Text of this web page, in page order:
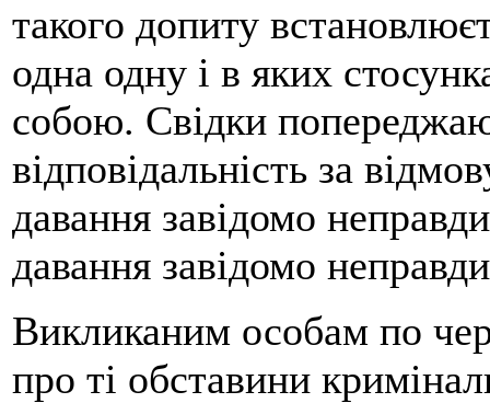
такого допиту
одна одну і в яких
собою. Свідки
відповідальність за
давання завідомо
давання завідомо
Викликаним особам по
про ті обставини